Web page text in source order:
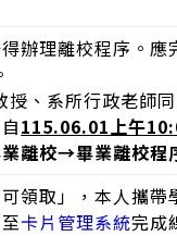
辦理離校程序。應
、系所行政老師
115.06.01上午
離校→畢業離校程
領取」，本人攜帶
卡片管理系統完成